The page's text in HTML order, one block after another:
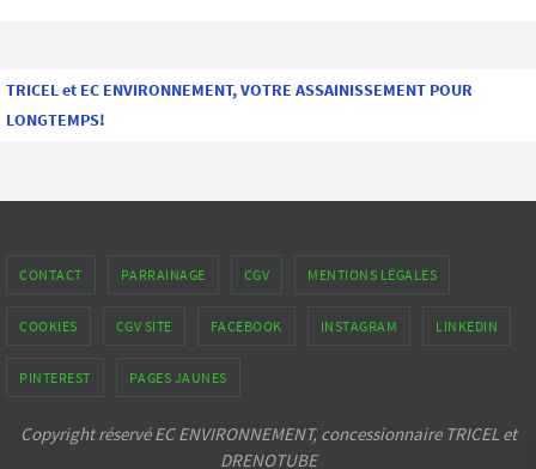
TRICEL et EC ENVIRONNEMENT, VOTRE ASSAINISSEMENT POUR
LONGTEMPS!
CONTACT PARRAINAGE CGV MENTIONS LÉGALES
COOKIES CGV SITE FACEBOOK INSTAGRAM LINKEDIN
PINTEREST PAGES JAUNES
Copyright réservé EC ENVIRONNEMENT, concessionnaire TRICEL et
DRENOTUBE